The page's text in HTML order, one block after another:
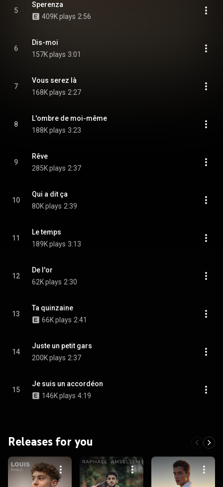
5
Sperenza
409K plays 2:56
6
Dis-moi
157K plays 3:01
7
Vous serez là
168K plays 2:27
8
L'ombre de moi-même
188K plays 3:23
9
Rêve
285K plays 2:37
10
Qui a dit ça
80K plays 2:39
11
Le temps
189K plays 3:13
12
De l'or
62K plays 2:30
13
Ta quinzaine
66K plays 2:41
14
Juste un petit gars
200K plays 2:37
15
Je suis un accordéon
146K plays 4:19
Releases for you